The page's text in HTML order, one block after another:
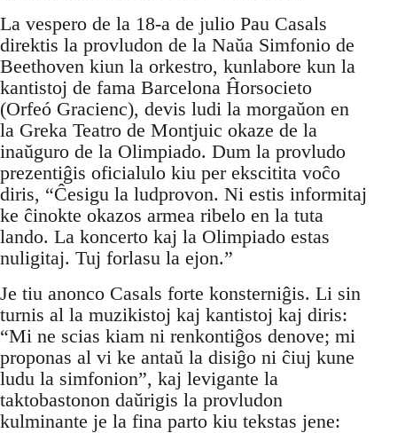
La vespero de la 18-a de julio Pau Casals
direktis la provludon de la Naŭa Simfonio de
Beethoven kiun la orkestro, kunlabore kun la
kantistoj de fama Barcelona Ĥorsocieto
(Orfeó Gracienc), devis ludi la morgaŭon en
la Greka Teatro de Montjuic okaze de la
inaŭguro de la Olimpiado. Dum la provludo
prezentiĝis oficialulo kiu per ekscitita voĉo
diris, “Ĉesigu la ludprovon. Ni estis informitaj
ke ĉinokte okazos armea ribelo en la tuta
lando. La koncerto kaj la Olimpiado estas
nuligitaj. Tuj forlasu la ejon.”
Je tiu anonco Casals forte konsterniĝis. Li sin
turnis al la muzikistoj kaj kantistoj kaj diris:
“Mi ne scias kiam ni renkontiĝos denove; mi
proponas al vi ke antaŭ la disiĝo ni ĉiuj kune
ludu la simfonion”, kaj levigante la
taktobastonon daŭrigis la provludon
kulminante je la fina parto kiu tekstas jene: